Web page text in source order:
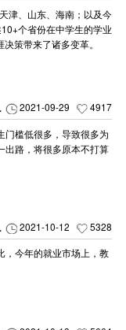
津、山东、海南；以及今
个省份在中学生的学业
策带来了诸多变革。
2021-09-29 4917
的！
门槛低很多，导致很多为
出路，将很多原本不打算
2021-10-12 5328
师！
，今年的就业市场上，教